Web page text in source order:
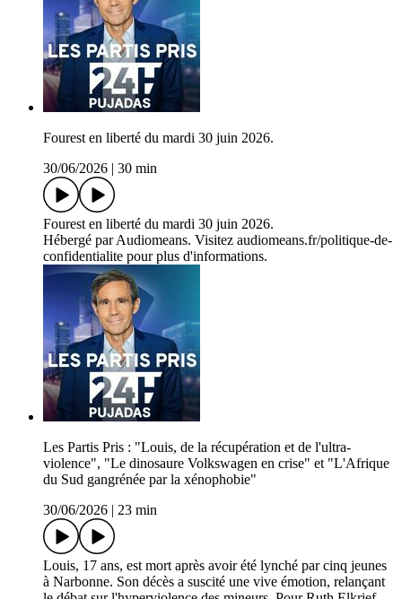
Fourest en liberté du mardi 30 juin 2026.
30/06/2026
30 min
Fourest en liberté du mardi 30 juin 2026.
Hébergé par Audiomeans. Visitez audiomeans.fr/politique-de-
confidentialite pour plus d'informations.
Les Partis Pris : "Louis, de la récupération et de l'ultra-
violence", "Le dinosaure Volkswagen en crise" et "L'Afrique
du Sud gangrénée par la xénophobie"
30/06/2026
23 min
Louis, 17 ans, est mort après avoir été lynché par cinq jeunes
à Narbonne. Son décès a suscité une vive émotion, relançant